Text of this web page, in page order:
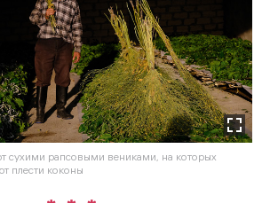
сухими рапсовыми вениками, на которых
плести коконы